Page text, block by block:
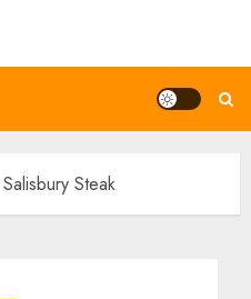
Salisbury Steak